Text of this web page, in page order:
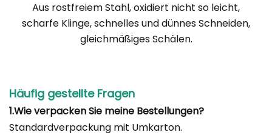
Aus rostfreiem Stahl, oxidiert nicht so leicht,
scharfe Klinge, schnelles und dünnes Schneiden,
gleichmäßiges Schälen.
Häufig gestellte Fragen
1.Wie verpacken Sie meine Bestellungen?
Standardverpackung mit Umkarton.